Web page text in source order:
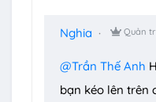
Nghia Quản
@Trần Thế Anh
bạn kéo lên trên